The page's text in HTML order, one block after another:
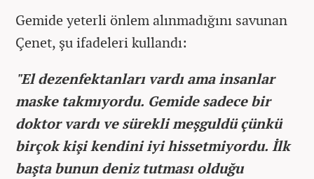
Gemide yeterli önlem alınmadığını savunan
Çenet, şu ifadeleri kullandı:
"El dezenfektanları vardı ama insanlar
maske takmıyordu. Gemide sadece bir
doktor vardı ve sürekli meşguldü çünkü
birçok kişi kendini iyi hissetmiyordu. İlk
başta bunun deniz tutması olduğu